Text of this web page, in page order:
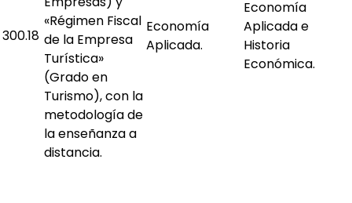
300.18
«Régimen Fiscal
de la Empresa
Turística»
(Grado en
Turismo), con la
metodología de
la enseñanza a
distancia.
Economía
Aplicada.
Economía
Aplicada e
Historia
Económica.